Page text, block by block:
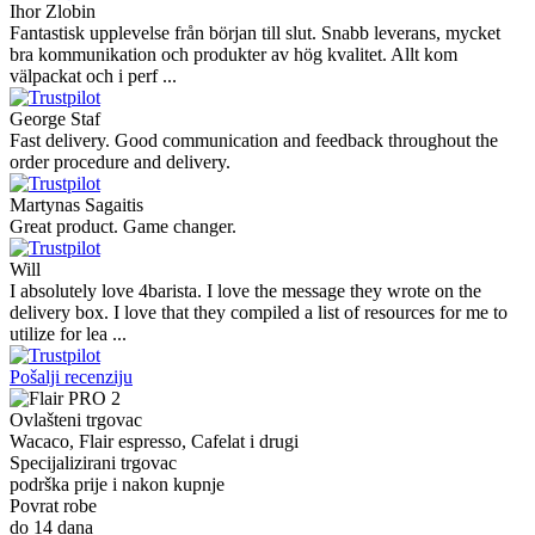
Ihor Zlobin
Fantastisk upplevelse från början till slut. Snabb leverans, mycket
bra kommunikation och produkter av hög kvalitet. Allt kom
välpackat och i perf ...
George Staf
Fast delivery. Good communication and feedback throughout the
order procedure and delivery.
Martynas Sagaitis
Great product. Game changer.
Will
I absolutely love 4barista. I love the message they wrote on the
delivery box. I love that they compiled a list of resources for me to
utilize for lea ...
Pošalji recenziju
Ovlašteni trgovac
Wacaco, Flair espresso, Cafelat i drugi
Specijalizirani trgovac
podrška prije i nakon kupnje
Povrat robe
do 14 dana